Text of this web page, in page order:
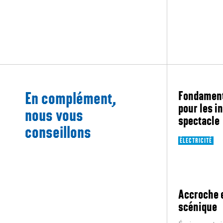
En complément,
nous vous
conseillons
pour les
spectacle
ÉLECTRICITÉ
Accroche
scénique